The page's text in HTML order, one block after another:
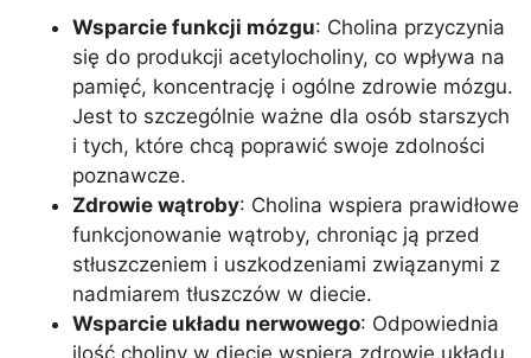
Wsparcie funkcji mózgu: Cholina przyczynia
się do produkcji acetylocholiny, co wpływa na
pamięć, koncentrację i ogólne zdrowie mózgu.
Jest to szczególnie ważne dla osób starszych
i tych, które chcą poprawić swoje zdolności
poznawcze.
Zdrowie wątroby: Cholina wspiera prawidłowe
funkcjonowanie wątroby, chroniąc ją przed
stłuszczeniem i uszkodzeniami związanymi z
nadmiarem tłuszczów w diecie.
Wsparcie układu nerwowego: Odpowiednia
ilość choliny w diecie wspiera zdrowie układu